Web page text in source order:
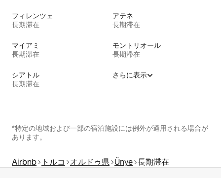
フィレンツェ
長期滞在
アテネ
長期滞在
マイアミ
長期滞在
モントリオール
長期滞在
シアトル
長期滞在
さらに表示
*特定の地域および一部の宿泊施設には例外が適用される場合が
あります。
Airbnb トルコ オルドゥ県 Ünye 長期滞在